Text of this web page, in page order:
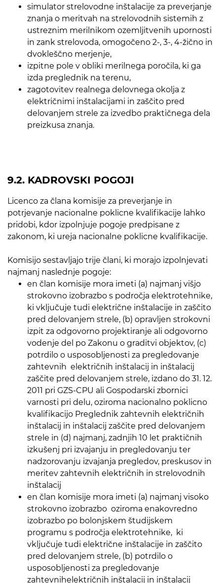
simulator strelovodne inštalacije za preverjanje
znanja o meritvah na strelovodnih sistemih z
ustreznim merilnikom ozemljitvenih upornosti
in zank strelovoda, omogočeno 2-, 3-, 4-žično in
dvokleščno merjenje,
izpitne pole v obliki merilnega poročila, ki ga
izda preglednik na terenu,
zagotovitev realnega delovnega okolja z
električnimi inštalacijami in zaščito pred
delovanjem strele za izvedbo praktičnega dela
preizkusa znanja.
9.2. KADROVSKI POGOJI
Licenco za člana komisije za preverjanje in
potrjevanje nacionalne poklicne kvalifikacije lahko
pridobi, kdor izpolnjuje pogoje predpisane z
zakonom, ki ureja nacionalne poklicne kvalifikacije.
Komisijo sestavljajo trije člani, ki morajo izpolnjevati
najmanj naslednje pogoje:
en član komisije mora imeti (a) najmanj višjo
strokovno izobrazbo s področja elektrotehnike,
ki vključuje tudi električne inštalacije in zaščito
pred delovanjem strele, (b) opravljen strokovni
izpit za odgovorno projektiranje ali odgovorno
vodenje del po Zakonu o graditvi objektov, (c)
potrdilo o usposobljenosti za pregledovanje
zahtevnih električnih inštalacij in inštalacij
zaščite pred delovanjem strele, izdano do 31. 12.
2011 pri GZS-CPU ali Gospodarski zbornici
varnosti pri delu, oziroma nacionalno poklicno
kvalifikacijo Preglednik zahtevnih električnih
inštalacij in inštalacij zaščite pred delovanjem
strele in (d) najmanj, zadnjih 10 let praktičnih
izkušenj pri izvajanju in pregledovanju ter
nadzorovanju izvajanja pregledov, preskusov in
meritev zahtevnih električnih in strelovodnih
inštalacij
en član komisije mora imeti (a) najmanj visoko
strokovno izobrazbo oziroma enakovredno
izobrazbo po bolonjskem študijskem
programu s področja elektrotehnike, ki
vključuje tudi električne inštalacije in zaščito
pred delovanjem strele, (b) potrdilo o
usposobljenosti za pregledovanje
zahtevnihelektričnih inštalacij in inštalacij